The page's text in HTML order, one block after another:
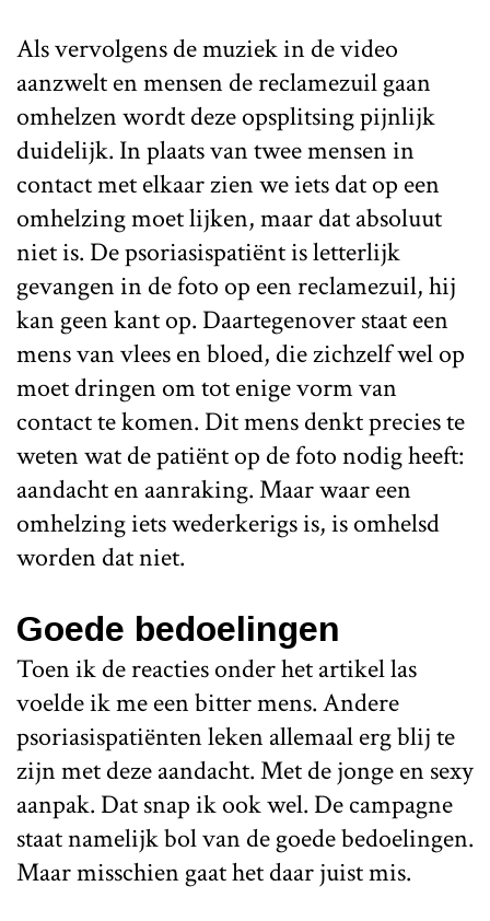
Als vervolgens de muziek in de video
aanzwelt en mensen de reclamezuil gaan
omhelzen wordt deze opsplitsing pijnlijk
duidelijk. In plaats van twee mensen in
contact met elkaar zien we iets dat op een
omhelzing moet lijken, maar dat absoluut
niet is. De psoriasispatiënt is letterlijk
gevangen in de foto op een reclamezuil, hij
kan geen kant op. Daartegenover staat een
mens van vlees en bloed, die zichzelf wel op
moet dringen om tot enige vorm van
contact te komen. Dit mens denkt precies te
weten wat de patiënt op de foto nodig heeft:
aandacht en aanraking. Maar waar een
omhelzing iets wederkerigs is, is omhelsd
worden dat niet.
Goede bedoelingen
Toen ik de reacties onder het artikel las
voelde ik me een bitter mens. Andere
psoriasispatiënten leken allemaal erg blij te
zijn met deze aandacht. Met de jonge en sexy
aanpak. Dat snap ik ook wel. De campagne
staat namelijk bol van de goede bedoelingen.
Maar misschien gaat het daar juist mis.